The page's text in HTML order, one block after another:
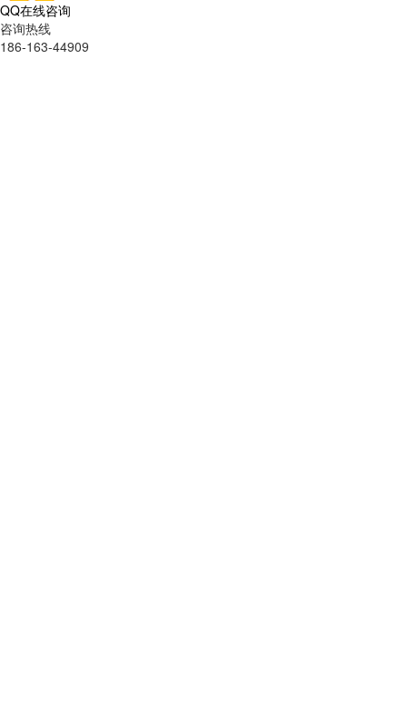
QQ在线咨询
咨询热线
186-163-44909